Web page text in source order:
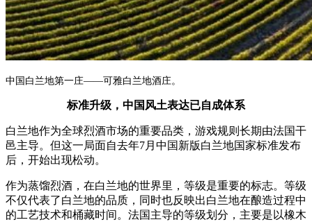
中国白兰地第一庄——可雅白兰地酒庄。
标准升级， 中国风土表达已自成体系
白兰地作为全球烈酒市场的重要品类，游戏规则长期由法国干
邑主导。但这一局面自去年7月中国新版白兰地国家标准发布
后，开始出现松动。
作为蒸馏烈酒 ，在白兰地的世界里，等级是重要的标志。等级
不仅代表了白兰地的品质，同时也反映出白兰地在酿造过程中
的工艺技术和桶藏时间。法国主导的等级划分，主要是以橡木